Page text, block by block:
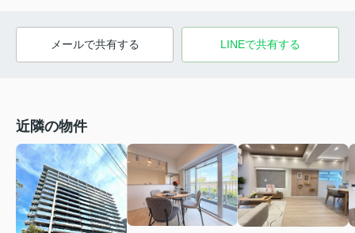
メールで共有する LINEで共有する
近隣の物件